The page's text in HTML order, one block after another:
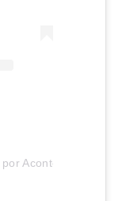
Aconteceu em